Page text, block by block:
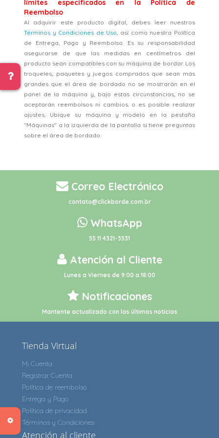
límites especificados en la Política de
Reembolso
Al adquirir este producto digital, debes leer nuestros
Términos y Condiciones de Uso, así como nuestra Política
de Entrega, Pago y Reembolso. Es su responsabilidad
asegurarse de que las medidas en centímetros del
producto sean compatibles con su máquina de bordar. Los
troqueles, paquetes y juegos comprados que sean más
grandes que el área de bordado no se mostrarán en el
panel de la máquina y, bajo estas circunstancias, no se
aceptarán reembolsos ni cambios. o es posible realizar
ajustes. Ubique su máquina y modelo en la pestaña
"Máquinas" a la izquierda de la pantalla si tiene preguntas
sobre el área de bordado.
Correo Electrónico
contato@clickborde.com.br
WhatsApp
55 11 4321-3531
Atención al Cliente
Lunes a Viernes de 9:00 a 18:00
Notificaciones
Mantente actualizado con las últimas noticias
Tienda Virtual
Mi Cuenta
Registrar Cuenta
Política de reembolso
Entrega y Pago
Política de privacidad
Términos y Condiciones
Atención al cliente